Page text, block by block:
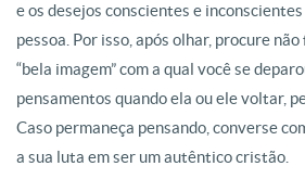
e os desejos conscientes e
pessoa. Por isso, após olhar, procure
“bela imagem” com a qual você se
pensamentos quando ela ou ele voltar,
Caso permaneça pensando, converse
a sua luta em ser um autêntico cristão.